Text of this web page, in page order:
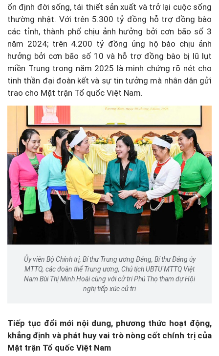
ổn định đời sống, tái thiết sản xuất và trở lại cuộc sống
thường nhật. Với trên 5.300 tỷ đồng hỗ trợ đồng bào
các tỉnh, thành phố chịu ảnh hưởng bởi cơn bão số 3
năm 2024; trên 4.200 tỷ đồng ủng hộ bào chịu ảnh
hưởng bởi cơn bão số 10 và hỗ trợ đồng bào bị lũ lụt
miền Trung trong năm 2025 là minh chứng rõ nét cho
tinh thần đại đoàn kết và sự tin tưởng mà nhân dân gửi
trao cho Mặt trận Tổ quốc Việt Nam.
Ủy viên Bộ Chính trị, Bí thư Trung ương Đảng, Bí thư Đảng ủy
MTTQ, các đoàn thể Trung ương, Chủ tịch UBTƯ MTTQ Việt
Nam Bùi Thị Minh Hoài cùng với cử tri Phú Thọ tham dự Hội
nghị tiếp xúc cử tri
Tiếp tục đổi mới nội dung, phương thức hoạt động,
khẳng định và phát huy vai trò nòng cốt chính trị của
Mặt trận Tổ quốc Việt Nam